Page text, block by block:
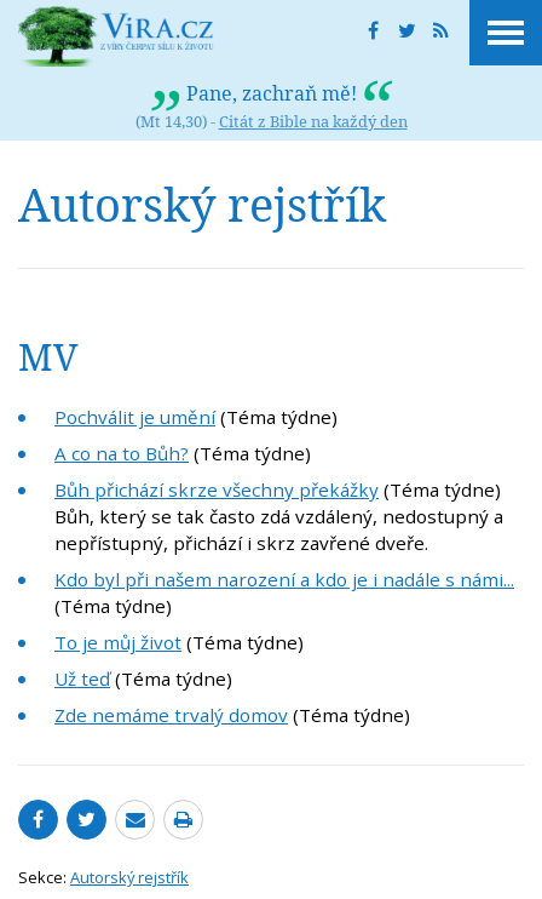
Pane, zachraň mě!
(Mt 14,30) -Citát z Bible na každý den
Autorský rejstřík
MV
Pochválit je umění(Téma týdne)
A co na to Bůh? (Téma týdne)
Bůh přichází skrze všechny překážky (Téma týdne)
Bůh, který se tak často zdá vzdálený, nedostupný a
nepřístupný, přichází i skrz zavřené dveře.
Kdo byl při našem narození a kdo je i nadále s námi...
(Téma týdne)
To je můj život (Téma týdne)
Už teď(Téma týdne)
Zde nemáme trvalý domov (Téma týdne)
Sekce: Autorský rejstřík